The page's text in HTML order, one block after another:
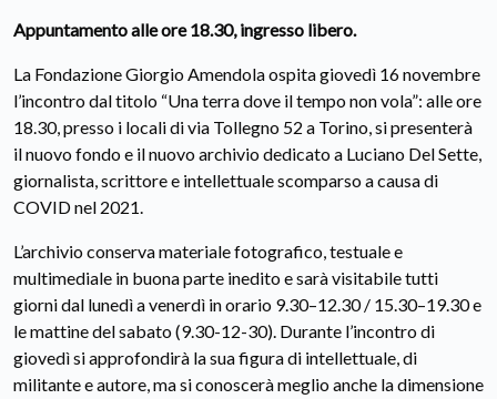
Appuntamento alle ore 18.30, ingresso libero.
La Fondazione Giorgio Amendola ospita giovedì 16 novembre
l’incontro dal titolo “Una terra dove il tempo non vola”: alle ore
18.30, presso i locali di via Tollegno 52 a Torino, si presenterà
il nuovo fondo e il nuovo archivio dedicato a Luciano Del Sette,
giornalista, scrittore e intellettuale scomparso a causa di
COVID nel 2021.
L’archivio conserva materiale fotografico, testuale e
multimediale in buona parte inedito e sarà visitabile tutti
giorni dal lunedì a venerdì in orario 9.30–12.30 / 15.30–19.30 e
le mattine del sabato (9.30-12-30). Durante l’incontro di
giovedì si approfondirà la sua figura di intellettuale, di
militante e autore, ma si conoscerà meglio anche la dimensione